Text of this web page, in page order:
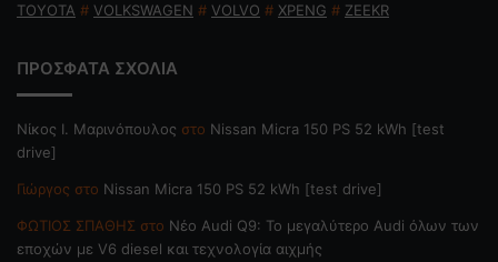
TOYOTA # VOLKSWAGEN # VOLVO # XPENG # ZEEKR
ΠΡΟΣΦΑΤΑ ΣΧΟΛΙΑ
Nίκος Ι. Mαρινόπουλος στο Nissan Micra 150 PS 52 kWh [test
drive]
Γιώργος στο Nissan Micra 150 PS 52 kWh [test drive]
ΦΩΤΙΟΣ ΣΠΑΘΗΣ στο Νέο Audi Q9: Το μεγαλύτερο Audi όλων των
εποχών με V6 diesel και τεχνολογία αιχμής